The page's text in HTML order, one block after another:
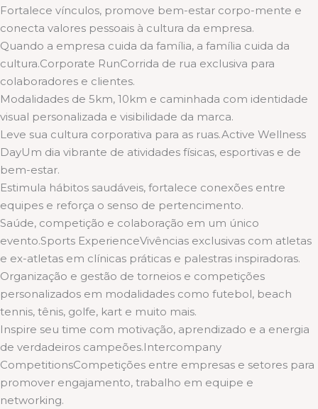
Fortalece vínculos, promove bem-estar corpo-mente e
conecta valores pessoais à cultura da empresa.
Quando a empresa cuida da família, a família cuida da
cultura.Corporate RunCorrida de rua exclusiva para
colaboradores e clientes.
Modalidades de 5km, 10km e caminhada com identidade
visual personalizada e visibilidade da marca.
Leve sua cultura corporativa para as ruas.Active Wellness
DayUm dia vibrante de atividades físicas, esportivas e de
bem-estar.
Estimula hábitos saudáveis, fortalece conexões entre
equipes e reforça o senso de pertencimento.
Saúde, competição e colaboração em um único
evento.Sports ExperienceVivências exclusivas com atletas
e ex-atletas em clínicas práticas e palestras inspiradoras.
Organização e gestão de torneios e competições
personalizados em modalidades como futebol, beach
tennis, tênis, golfe, kart e muito mais.
Inspire seu time com motivação, aprendizado e a energia
de verdadeiros campeões.Intercompany
CompetitionsCompetições entre empresas e setores para
promover engajamento, trabalho em equipe e
networking.